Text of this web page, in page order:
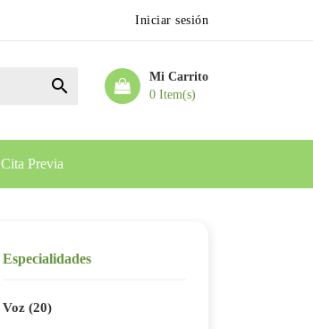
Iniciar sesión
Mi Carrito
0 Item(s)

Cita Previa
Especialidades
Voz (20)